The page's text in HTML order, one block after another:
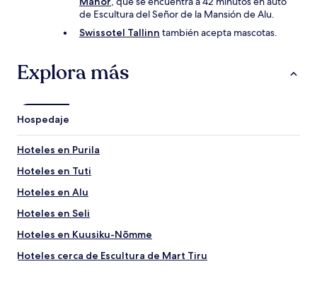
de Escultura del Señor de la Mansión de Alu.
Swissotel Tallinn también acepta mascotas.
Explora más
Hospedaje
Hoteles en Purila
Hoteles en Tuti
Hoteles en Alu
Hoteles en Seli
Hoteles en Kuusiku-Nõmme
Hoteles cerca de Escultura de Mart Tiru